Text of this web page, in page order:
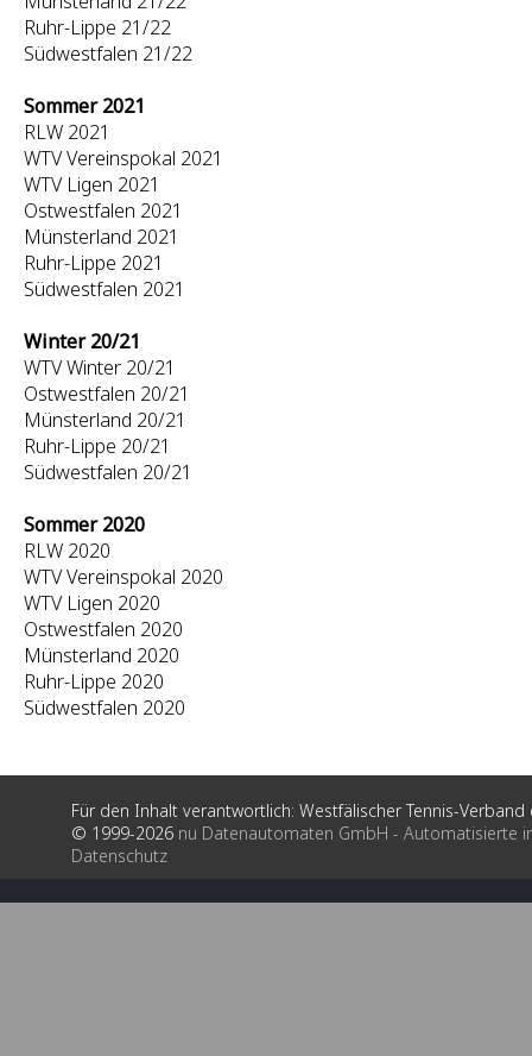
Ruhr-Lippe 21/22
Südwestfalen 21/22
Sommer 2021
RLW 2021
WTV Vereinspokal 2021
WTV Ligen 2021
Ostwestfalen 2021
Münsterland 2021
Ruhr-Lippe 2021
Südwestfalen 2021
Winter 20/21
WTV Winter 20/21
Ostwestfalen 20/21
Münsterland 20/21
Ruhr-Lippe 20/21
Südwestfalen 20/21
Sommer 2020
RLW 2020
WTV Vereinspokal 2020
WTV Ligen 2020
Ostwestfalen 2020
Münsterland 2020
Ruhr-Lippe 2020
Südwestfalen 2020
Für den Inhalt verantwortlich: Westfälischer Tennis-Verband
© 1999-2026 nu Datenautomaten GmbH - Automatisierte
Datenschutz